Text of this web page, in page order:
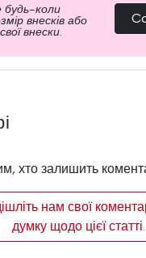
коли
внесків або
внески.
хто залишить
нам свої
думку щодо цієї статті.